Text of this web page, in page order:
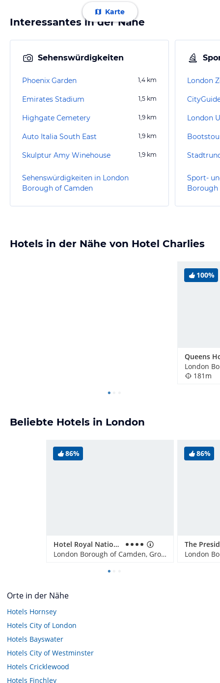
Karte
Interessantes in der Nähe
Sehenswürdigkeiten
Phoenix Garden 1,4 km
Emirates Stadium 1,5 km
Highgate Cemetery 1,9 km
Auto Italia South East 1,9 km
Skulptur Amy Winehouse 1,9 km
Sehenswürdigkeiten in London
Borough of Camden
London
London
Sport-
Borough
Hotels in der Nähe von Hotel Charlies
100%
Queens
181m
Beliebte Hotels in London
86%
Hotel Royal National
London Borough of Camden, Großbritannien
86%
The
Orte in der Nähe
Hotels Hornsey
Hotels City of London
Hotels Bayswater
Hotels City of Westminster
Hotels Cricklewood
Hotels Finchley